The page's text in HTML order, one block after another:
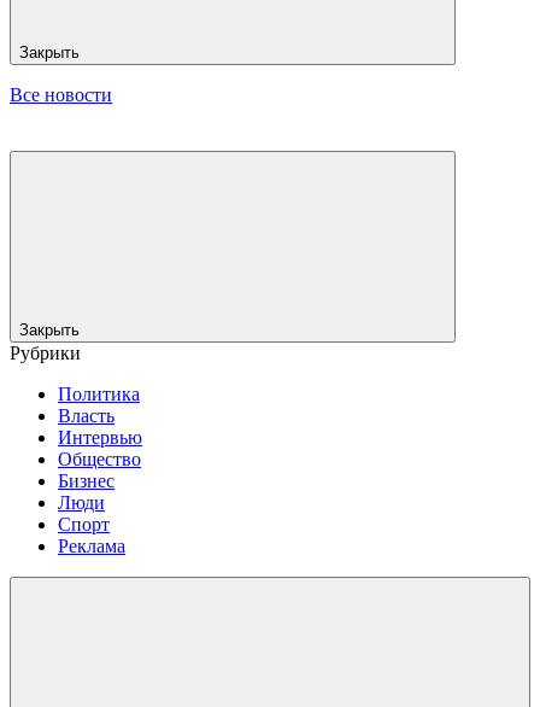
Закрыть
Все новости
Закрыть
Рубрики
Политика
Власть
Интервью
Общество
Бизнес
Люди
Спорт
Реклама